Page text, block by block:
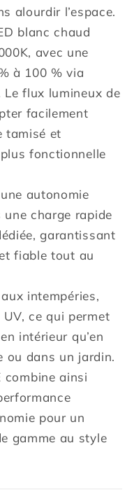
alourdir l’espace.
blanc chaud
avec une
à 100 % via
flux lumineux de
facilement
tamisé et
fonctionnelle
autonomie
une charge rapide
garantissant
fiable tout au
intempéries,
ce qui permet
intérieur qu’en
ou dans un jardin.
combine ainsi
pour un
gamme au style